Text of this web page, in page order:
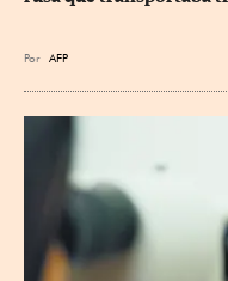
Por AFP